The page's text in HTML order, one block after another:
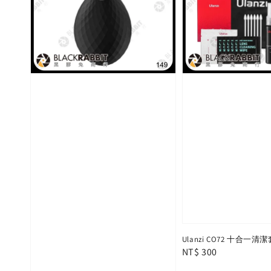
Ulanzi CO72 十合一清潔
Regular
NT$ 300